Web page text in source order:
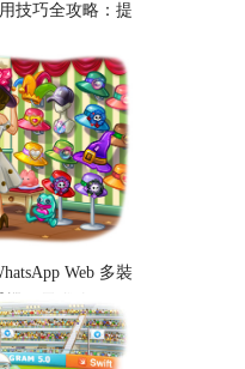
技巧全攻略：提
Web 多裝
、電腦跨平台